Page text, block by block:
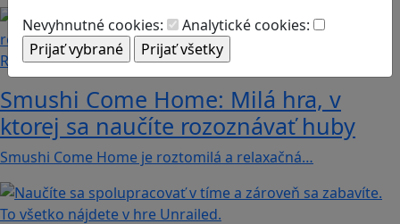
Nevyhnutné cookies:
Analytické cookies:
Recenzie
Smushi Come Home: Milá hra, v
ktorej sa naučíte rozoznávať huby
Smushi Come Home je roztomilá a relaxačná…